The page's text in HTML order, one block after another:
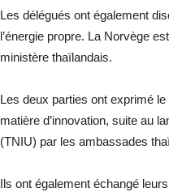
Les délégués ont également
l’énergie propre. La Norvège
ministère thaïlandais.
Les deux parties ont exprimé
matière d’innovation, suite au
(TNIU) par les ambassades
Ils ont également échangé